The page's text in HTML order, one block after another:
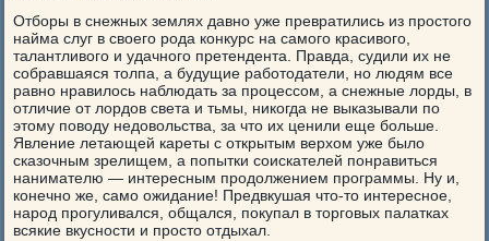
Отборы в снежных землях давно уже превратились из простого
найма слуг в своего рода конкурс на самого красивого,
талантливого и удачного претендента. Правда, судили их не
собравшаяся толпа, а будущие работодатели, но людям все
равно нравилось наблюдать за процессом, а снежные лорды, в
отличие от лордов света и тьмы, никогда не выказывали по
этому поводу недовольства, за что их ценили еще больше.
Явление летающей кареты с открытым верхом уже было
сказочным зрелищем, а попытки соискателей понравиться
нанимателю — интересным продолжением программы. Ну и,
конечно же, само ожидание! Предвкушая что-то интересное,
народ прогуливался, общался, покупал в торговых палатках
всякие вкусности и просто отдыхал.